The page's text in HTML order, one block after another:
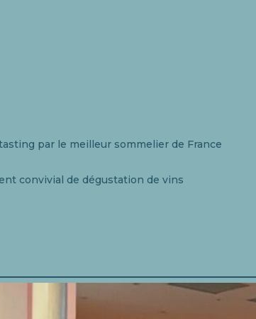
par le meilleur sommelier de France
convivial de dégustation de vins